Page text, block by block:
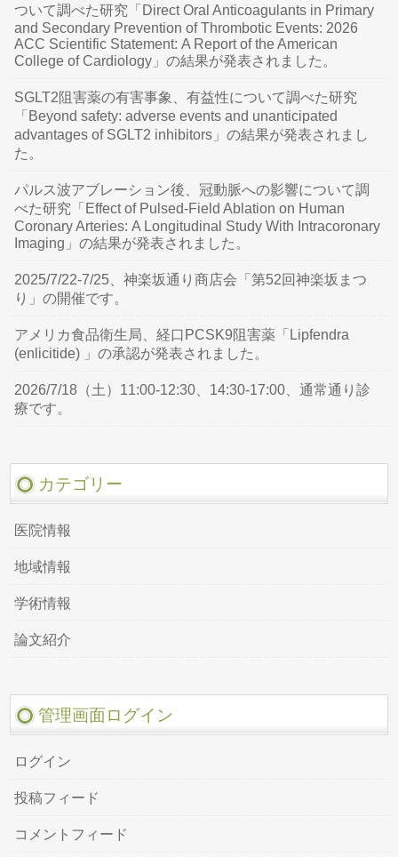
ついて調べた研究「Direct Oral Anticoagulants in Primary
and Secondary Prevention of Thrombotic Events: 2026
ACC Scientific Statement: A Report of the American
College of Cardiology」の結果が発表されました。
SGLT2阻害薬の有害事象、有益性について調べた研究
「Beyond safety: adverse events and unanticipated
advantages of SGLT2 inhibitors」の結果が発表されまし
た。
パルス波アブレーション後、冠動脈への影響について調
べた研究「Effect of Pulsed-Field Ablation on Human
Coronary Arteries: A Longitudinal Study With Intracoronary
Imaging」の結果が発表されました。
2025/7/22-7/25、神楽坂通り商店会「第52回神楽坂まつ
り」の開催です。
アメリカ食品衛生局、経口PCSK9阻害薬「Lipfendra
(enlicitide) 」の承認が発表されました。
2026/7/18（土）11:00-12:30、14:30-17:00、通常通り診
療です。
カテゴリー
医院情報
地域情報
学術情報
論文紹介
管理画面ログイン
ログイン
投稿フィード
コメントフィード